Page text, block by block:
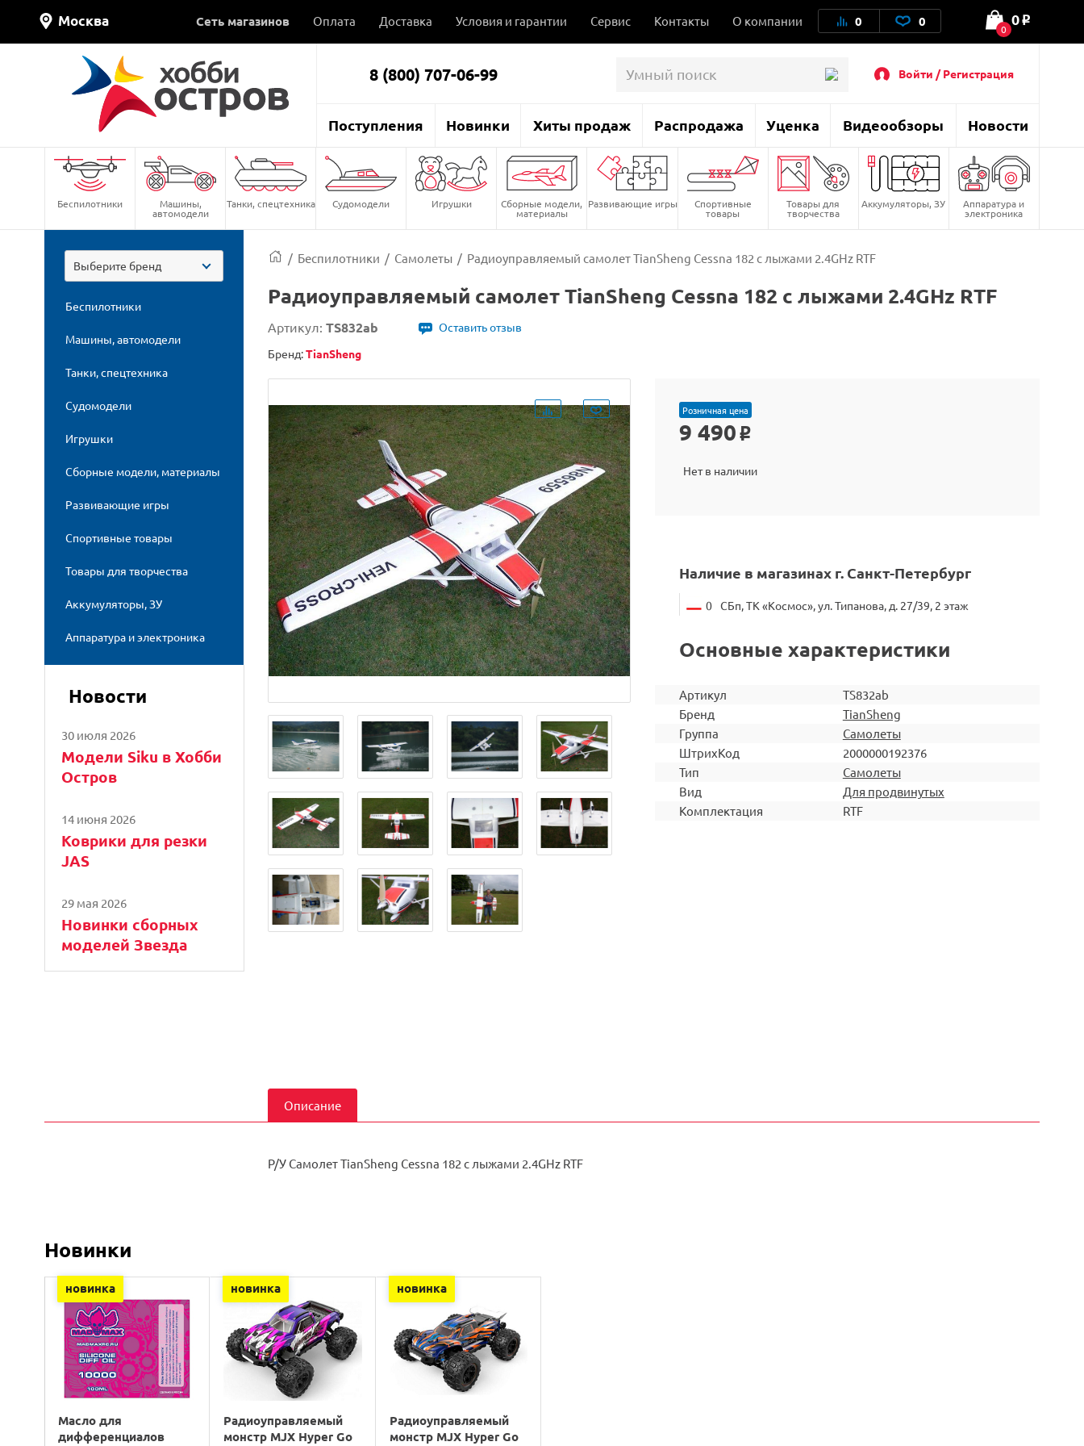
Москва Сеть магазинов Оплата Доставка Условия и гарантии Сервис Контакты О компании 0 0 0
0 o
8 (800) 707-06-99 Войти / Регистрация
Поступления Новинки Хиты продаж Распродажа Уценка Видеообзоры Новости
Беспилотники Машины,
автомодели
Танки, спецтехника Судомодели Игрушки Сборные модели,
материалы
Развивающие игры Спортивные
товары
Товары для
творчества
Аккумуляторы, ЗУ Аппаратура и
электроника
Выберите бренд
Беспилотники
Машины, автомодели
Танки, спецтехника
Судомодели
Игрушки
Сборные модели, материалы
Развивающие игры
Спортивные товары
Товары для творчества
Аккумуляторы, ЗУ
Аппаратура и электроника
Новости
30 июля 2026
Модели Siku в Хобби
Остров
14 июня 2026
Коврики для резки
JAS
29 мая 2026
Новинки сборных
моделей Звезда
/ Беспилотники / Самолеты / Радиоуправляемый самолет TianSheng Cessna 182 с лыжами 2.4GHz RTF
Радиоуправляемый самолет TianSheng Cessna 182 с лыжами 2.4GHz RTF
Артикул: TS832ab
Оставить отзыв
Бренд:TianSheng
Розничная цена
9 490 o
Нет в наличии
Наличие в магазинах г. Санкт-Петербург
0 СБп, ТК «Космос», ул. Типанова, д. 27/39, 2 этаж
Основные характеристики
Артикул
TS832ab
Бренд
TianSheng
Группа
Самолеты
ШтрихКод
2000000192376
Тип
Самолеты
Вид
Для продвинутых
Комплектация
RTF
Описание
Р/У Самолет TianSheng Cessna 182 с лыжами 2.4GHz RTF
Новинки
новинка
Масло для
дифференциалов
новинка
Радиоуправляемый
монстр MJX Hyper Go
новинка
Радиоуправляемый
монстр MJX Hyper Go